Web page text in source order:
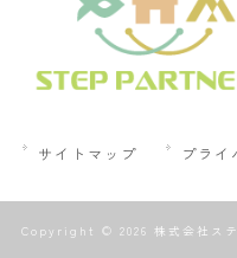
サイトマップ プライ
Copyright © 2026 株式会社ス